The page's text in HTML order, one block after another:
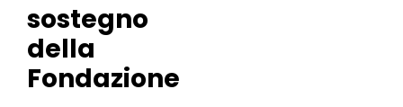
sostegno
della
Fondazione